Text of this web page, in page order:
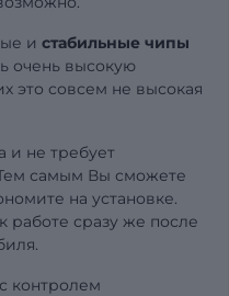
и стабильные чипы
очень высокую
это совсем не высокая
и не требует
самым Вы сможете
на установке.
работе сразу же после
контролем